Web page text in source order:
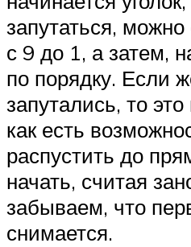
запутаться,
с 9 до 1, а затем,
по порядку. Если
запутались, то
как есть
распустить до
начать, считая
забываем, что
снимается.